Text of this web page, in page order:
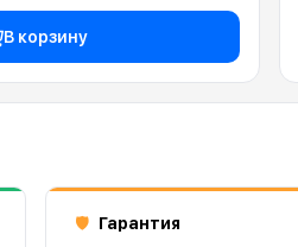
В корзину
🛡 Гарантия